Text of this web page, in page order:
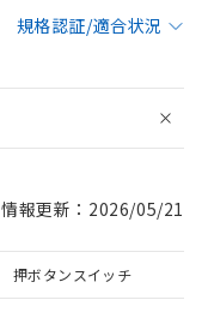
規格認証/適合状況
情報更新：2026/05/21
押ボタンスイッチ